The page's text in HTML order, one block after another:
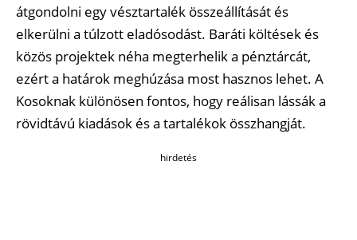
átgondolni egy vésztartalék összeállítását és
elkerülni a túlzott eladósodást. Baráti költések és
közös projektek néha megterhelik a pénztárcát,
ezért a határok meghúzása most hasznos lehet. A
Kosoknak különösen fontos, hogy reálisan lássák a
rövidtávú kiadások és a tartalékok összhangját.
hirdetés